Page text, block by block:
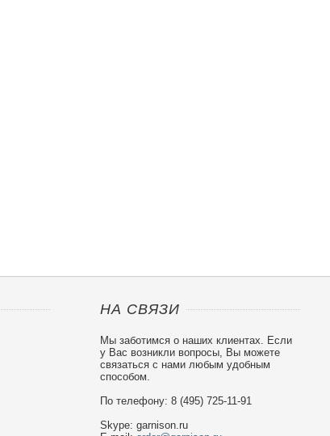
НА СВЯЗИ
Мы заботимся о наших клиентах. Если
у Вас возникли вопросы, Вы можете
связаться с нами любым удобным
способом.
По телефону: 8 (495) 725-11-91
Skype: garnison.ru